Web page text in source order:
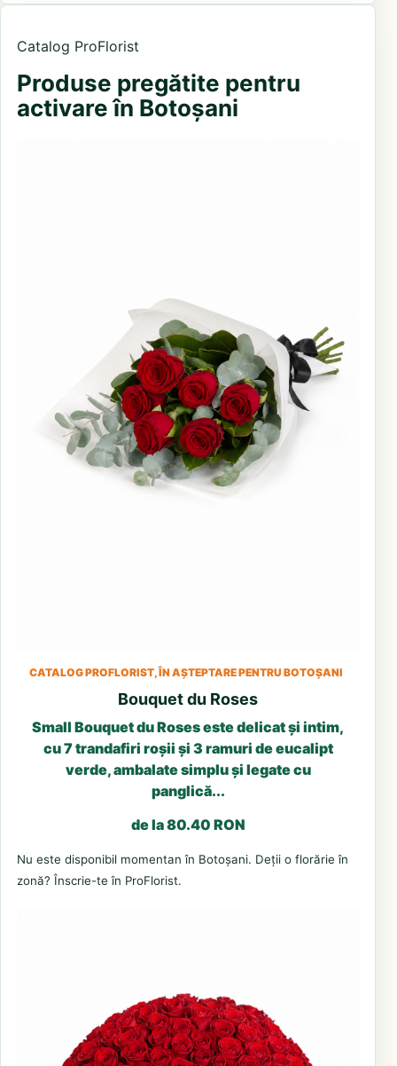
Catalog ProFlorist
Produse pregătite pentru
activare în Botoșani
CATALOG PROFLORIST, ÎN AȘTEPTARE PENTRU BOTOȘANI
Bouquet du Roses
Small Bouquet du Roses este delicat și intim,
cu 7 trandafiri roșii și 3 ramuri de eucalipt
verde, ambalate simplu și legate cu
panglică...
de la 80.40 RON
Nu este disponibil momentan în Botoșani. Deții o florărie în
zonă? Înscrie-te în ProFlorist.